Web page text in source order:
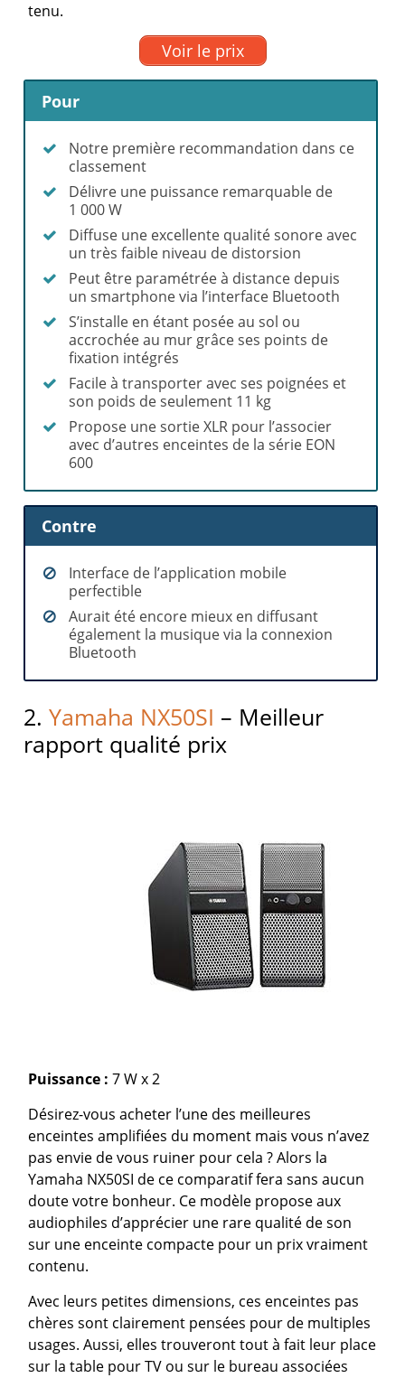
tenu.
Voir le prix
Pour
Notre première recommandation dans ce
classement
Délivre une puissance remarquable de
1 000 W
Diffuse une excellente qualité sonore avec
un très faible niveau de distorsion
Peut être paramétrée à distance depuis
un smartphone via l’interface Bluetooth
S’installe en étant posée au sol ou
accrochée au mur grâce ses points de
fixation intégrés
Facile à transporter avec ses poignées et
son poids de seulement 11 kg
Propose une sortie XLR pour l’associer
avec d’autres enceintes de la série EON
600
Contre
Interface de l’application mobile
perfectible
Aurait été encore mieux en diffusant
également la musique via la connexion
Bluetooth
2.Yamaha NX50SI – Meilleur
rapport qualité prix
Puissance : 7 W x 2
Désirez-vous acheter l’une des meilleures
enceintes amplifiées du moment mais vous n’avez
pas envie de vous ruiner pour cela ? Alors la
Yamaha NX50SI de ce comparatif fera sans aucun
doute votre bonheur. Ce modèle propose aux
audiophiles d’apprécier une rare qualité de son
sur une enceinte compacte pour un prix vraiment
contenu.
Avec leurs petites dimensions, ces enceintes pas
chères sont clairement pensées pour de multiples
usages. Aussi, elles trouveront tout à fait leur place
sur la table pour TV ou sur le bureau associées